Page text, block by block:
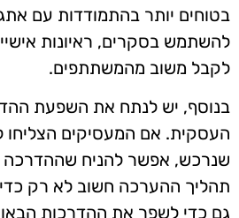
בטוחים יותר בהתמודדות עם
להשתמש בסקרים, ראיונות
לקבל משוב מהמשתתפים.
בנוסף, יש לנתח את השפעת
העסקית. אם המעסיקים הצליחו
שנרכש, אפשר להניח שההדרכה
תהליך ההערכה חשוב לא רק
גם כדי לשפר את ההדרכות